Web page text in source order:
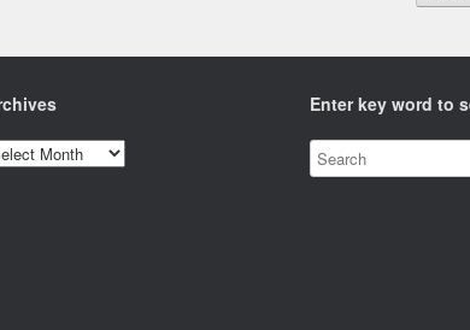
Enter key word to